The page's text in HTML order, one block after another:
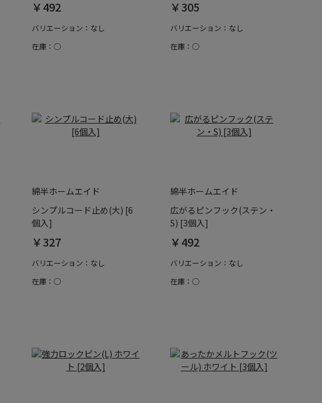
￥492
バリエーション：なし
在庫：○
￥305
バリエーション：なし
在庫：○
綿半ホームエイド
シンプルコード止め(大) [6
個入]
￥327
バリエーション：なし
在庫：○
綿半ホームエイド
広がるピンフック(ステン・
S) [3個入]
￥492
バリエーション：なし
在庫：○